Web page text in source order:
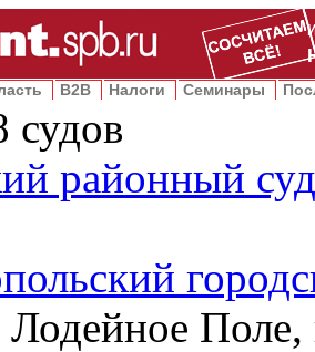
B2B Налоги Семинары
судов
районный суд
Лодейное Поле,